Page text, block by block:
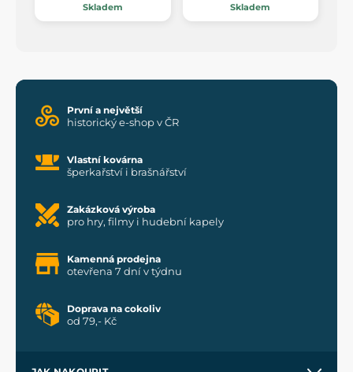
Skladem Skladem
První a největší
historický e-shop v ČR
Vlastní kovárna
šperkařství i brašnářství
Zakázková výroba
pro hry, filmy i hudební kapely
Kamenná prodejna
otevřena 7 dní v týdnu
Doprava na cokoliv
od 79,- Kč